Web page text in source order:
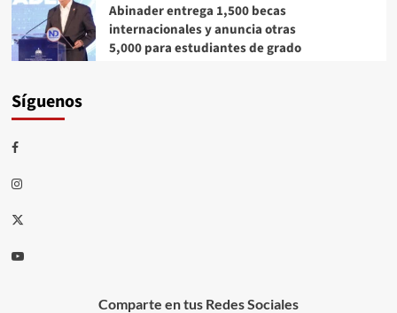
Abinader entrega 1,500 becas
internacionales y anuncia otras
5,000 para estudiantes de grado
Síguenos
Comparte en tus Redes Sociales